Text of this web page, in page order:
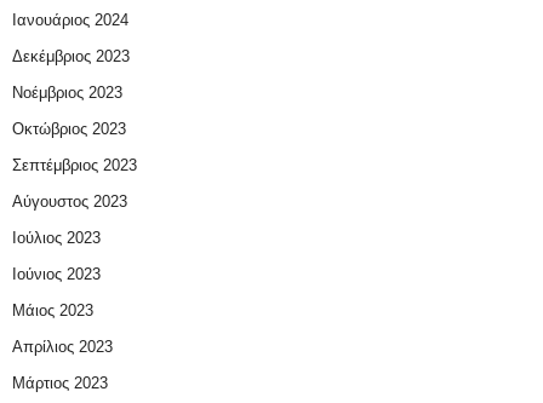
Ιανουάριος 2024
Δεκέμβριος 2023
Νοέμβριος 2023
Οκτώβριος 2023
Σεπτέμβριος 2023
Αύγουστος 2023
Ιούλιος 2023
Ιούνιος 2023
Μάιος 2023
Απρίλιος 2023
Μάρτιος 2023